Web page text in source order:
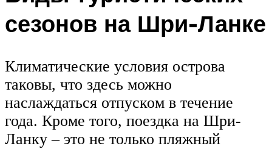
сезонов на Шри-Ланке
Климатические условия острова
таковы, что здесь можно
наслаждаться отпуском в течение
года. Кроме того, поездка на Шри-
Ланку – это не только пляжный